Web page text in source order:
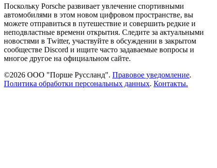
Поскольку Porsche развивает увлечение спортивными
автомобилями в этом новом цифровом пространстве, вы
можете отправиться в путешествие и совершить редкие и
неподвластные времени открытия. Следите за актуальными
новостями в Twitter, участвуйте в обсуждении в закрытом
сообществе Discord и ищите часто задаваемые вопросы и
многое другое на официальном сайте.
©2026 ООО "Порше Руссланд". Правовое уведомление.
Политика обработки персональных данных. Контакты.